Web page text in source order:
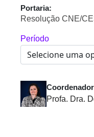
Portaria:
Resolução CNE/
Período
Profa. Dra.